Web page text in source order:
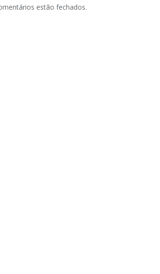
estão fechados.